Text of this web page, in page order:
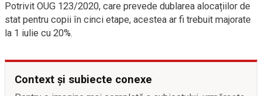
Potrivit OUG 123/2020, care prevede dublarea alocațiilor de
stat pentru copii în cinci etape, acestea ar fi trebuit majorate
la 1 iulie cu 20%.
Context și subiecte conexe